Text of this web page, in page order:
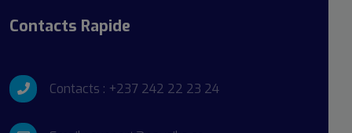
Contacts Rapide
Contacts : +237 242 22 23 24